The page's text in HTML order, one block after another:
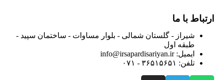
ارتباط با ما
شیراز - گلستان شمالی - بلوار مساوات - ساختمان سپید -
طبقه اول
ایمیل: info@irsapardisariyan.ir
تلفن: ۳۶۵۱۵۶۵۱ - ۰۷۱